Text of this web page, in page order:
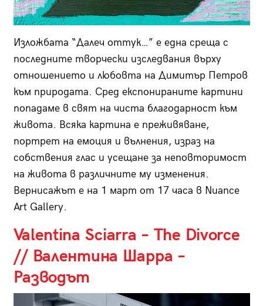
Изложбата “Далеч оттук…” е една среща с
последните творчески изследвания върху
отношението и любовта на Димитър Петров
към природата. Сред експонираните картини
попадаме в свят на чиста благодарност към
живота. Всяка картина е преживяване,
портрет на емоция и вълнения, израз на
собствения глас и усещане за неповторимост
на живота в различните му изменения.
Вернисажът е на 1 март от 17 часа в Nuance
Art Gallery.
Valentina Sciarra – The Divorce
// Валентина Шарра –
Разводът